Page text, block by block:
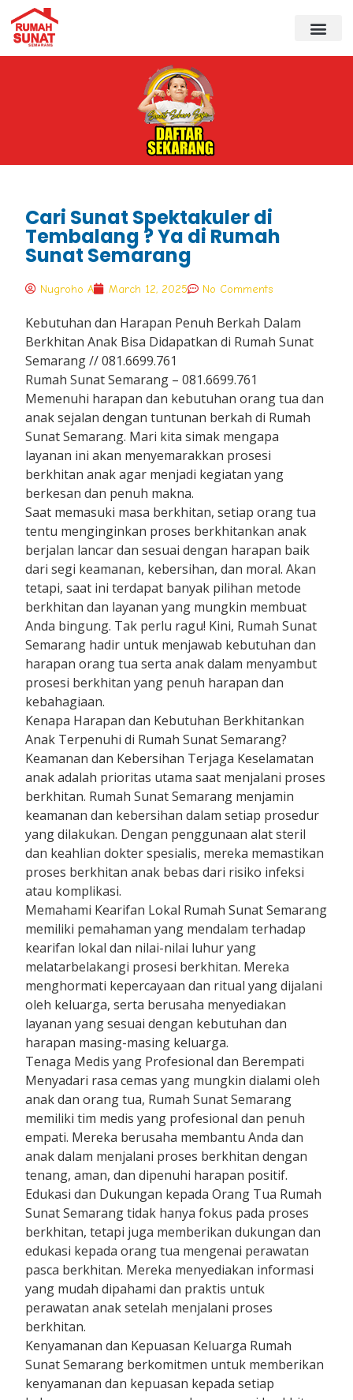
Cari Sunat Spektakuler di
Tembalang ? Ya di Rumah
Sunat Semarang
Nugroho A March 12, 2025 No Comments
Kebutuhan dan Harapan Penuh Berkah Dalam
Berkhitan Anak Bisa Didapatkan di Rumah Sunat
Semarang // 081.6699.761
Rumah Sunat Semarang – 081.6699.761
Memenuhi harapan dan kebutuhan orang tua dan
anak sejalan dengan tuntunan berkah di Rumah
Sunat Semarang. Mari kita simak mengapa
layanan ini akan menyemarakkan prosesi
berkhitan anak agar menjadi kegiatan yang
berkesan dan penuh makna.
Saat memasuki masa berkhitan, setiap orang tua
tentu menginginkan proses berkhitankan anak
berjalan lancar dan sesuai dengan harapan baik
dari segi keamanan, kebersihan, dan moral. Akan
tetapi, saat ini terdapat banyak pilihan metode
berkhitan dan layanan yang mungkin membuat
Anda bingung. Tak perlu ragu! Kini, Rumah Sunat
Semarang hadir untuk menjawab kebutuhan dan
harapan orang tua serta anak dalam menyambut
prosesi berkhitan yang penuh harapan dan
kebahagiaan.
Kenapa Harapan dan Kebutuhan Berkhitankan
Anak Terpenuhi di Rumah Sunat Semarang?
Keamanan dan Kebersihan Terjaga Keselamatan
anak adalah prioritas utama saat menjalani proses
berkhitan. Rumah Sunat Semarang menjamin
keamanan dan kebersihan dalam setiap prosedur
yang dilakukan. Dengan penggunaan alat steril
dan keahlian dokter spesialis, mereka memastikan
proses berkhitan anak bebas dari risiko infeksi
atau komplikasi.
Memahami Kearifan Lokal Rumah Sunat Semarang
memiliki pemahaman yang mendalam terhadap
kearifan lokal dan nilai-nilai luhur yang
melatarbelakangi prosesi berkhitan. Mereka
menghormati kepercayaan dan ritual yang dijalani
oleh keluarga, serta berusaha menyediakan
layanan yang sesuai dengan kebutuhan dan
harapan masing-masing keluarga.
Tenaga Medis yang Profesional dan Berempati
Menyadari rasa cemas yang mungkin dialami oleh
anak dan orang tua, Rumah Sunat Semarang
memiliki tim medis yang profesional dan penuh
empati. Mereka berusaha membantu Anda dan
anak dalam menjalani proses berkhitan dengan
tenang, aman, dan dipenuhi harapan positif.
Edukasi dan Dukungan kepada Orang Tua Rumah
Sunat Semarang tidak hanya fokus pada proses
berkhitan, tetapi juga memberikan dukungan dan
edukasi kepada orang tua mengenai perawatan
pasca berkhitan. Mereka menyediakan informasi
yang mudah dipahami dan praktis untuk
perawatan anak setelah menjalani proses
berkhitan.
Kenyamanan dan Kepuasan Keluarga Rumah
Sunat Semarang berkomitmen untuk memberikan
kenyamanan dan kepuasan kepada setiap